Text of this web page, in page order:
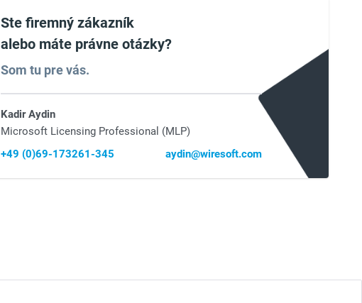
Ste firemný zákazník
alebo máte právne otázky?
Som tu pre vás.
Kadir Aydin
Microsoft Licensing Professional (MLP)
+49 (0)69-173261-345
aydin@wiresoft.com